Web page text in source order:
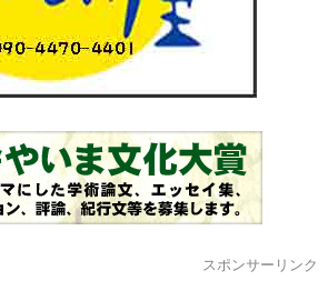
スポンサーリンク